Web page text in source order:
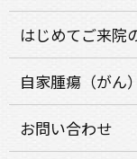
はじめてご来院
自家腫瘍（がん
お問い合わせ